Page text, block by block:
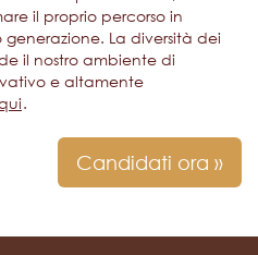
il proprio percorso in
La diversità dei
il nostro ambiente di
e altamente
.
Candidati ora »